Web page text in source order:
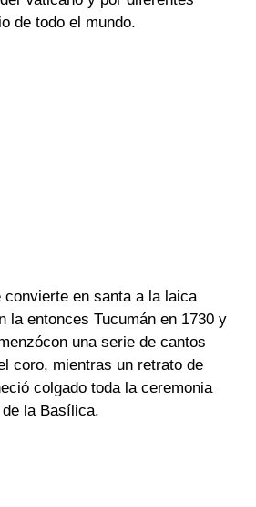
de todo el mundo.
convierte en santa a la laica
la entonces Tucumán en 1730 y
una serie de cantos
coro, mientras un retrato de
colgado toda la ceremonia
la Basílica.